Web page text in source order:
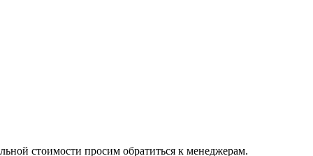
стоимости просим обратиться к менеджерам.